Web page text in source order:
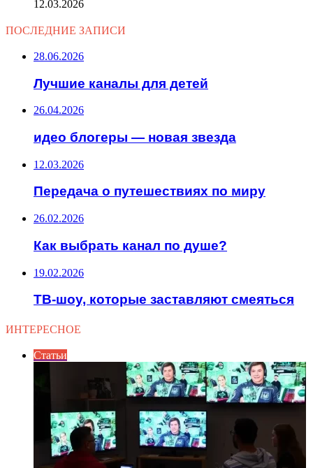
12.03.2026
ПОСЛЕДНИЕ ЗАПИСИ
28.06.2026
Лучшие каналы для детей
26.04.2026
идео блогеры — новая звезда
12.03.2026
Передача о путешествиях по миру
26.02.2026
Как выбрать канал по душе?
19.02.2026
ТВ-шоу, которые заставляют смеяться
ИНТЕРЕСНОЕ
Статьи